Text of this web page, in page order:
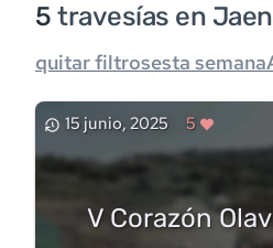
5 travesías en
quitar filtrosesta semana
15 junio, 2025 5
V Corazón